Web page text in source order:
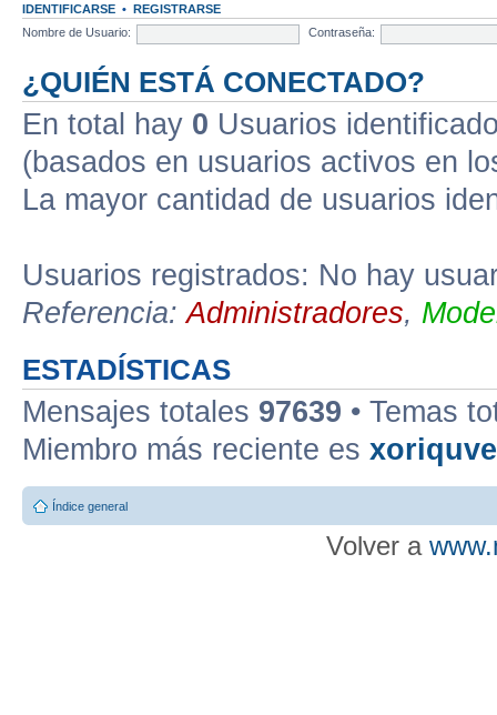
IDENTIFICARSE • REGISTRARSE
Nombre de Usuario:
Contraseña:
¿QUIÉN ESTÁ CONECTADO?
En total hay 0 Usuarios
(basados en usuarios activos en
La mayor cantidad de usuarios
Usuarios registrados: No hay
Referencia:Administradores,
ESTADÍSTICAS
Mensajes totales 97639 • Temas
Miembro más reciente es
Índice general
Volver a